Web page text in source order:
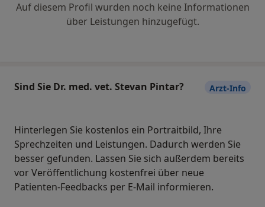
Auf diesem Profil wurden noch keine Informationen
über Leistungen hinzugefügt.
Sind Sie Dr. med. vet. Stevan Pintar? Arzt-Info
Hinterlegen Sie kostenlos ein Portraitbild, Ihre
Sprechzeiten und Leistungen. Dadurch werden Sie
besser gefunden. Lassen Sie sich außerdem bereits
vor Veröffentlichung kostenfrei über neue
Patienten-Feedbacks per E-Mail informieren.